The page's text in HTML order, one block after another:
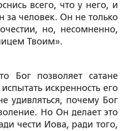
всего, что у него, и
за человек. Он не только
но, несомненно,
Твоим».
Бог позволяет сатане
искренность его
почему Бог
Но Он делает это
чести Иова, ради того,